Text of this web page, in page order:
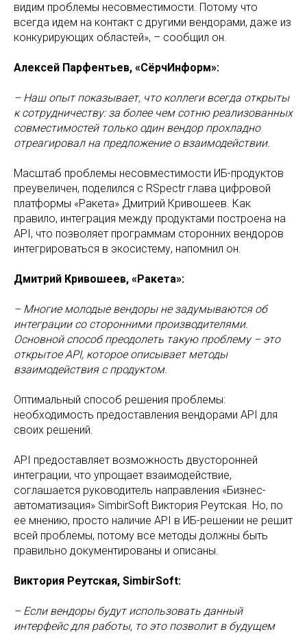
видим проблемы несовместимости. Потому что
всегда идем на контакт с другими вендорами, даже из
конкурирующих областей», – сообщил он.
Алексей Парфентьев, «СёрчИнформ»:
– Наш опыт показывает, что коллеги всегда открыты
к сотрудничеству: за более чем сотню реализованных
совместимостей только один вендор прохладно
отреагировал на предложение о взаимодействии.
Масштаб проблемы несовместимости ИБ-продуктов
преувеличен, поделился с RSpectr глава цифровой
платформы «Ракета» Дмитрий Кривошеев. Как
правило, интеграция между продуктами построена на
API, что позволяет программам сторонних вендоров
интегрироваться в экосистему, напомнил он.
Дмитрий Кривошеев, «Ракета»:
– Многие молодые вендоры не задумываются об
интеграции со сторонними производителями.
Основной способ преодолеть такую проблему – это
открытое API, которое описывает методы
взаимодействия с продуктом.
Оптимальный способ решения проблемы:
необходимость предоставления вендорами API для
своих решений.
API предоставляет возможность двусторонней
интеграции, что упрощает взаимодействие,
соглашается руководитель направления «Бизнес-
автоматизация» SimbirSoft Виктория Реутская. Но, по
ее мнению, просто наличие API в ИБ-решении не решит
всей проблемы, потому все методы должны быть
правильно документированы и описаны.
Виктория Реутская, SimbirSoft:
– Если вендоры будут использовать данный
интерфейс для работы, то это позволит в будущем